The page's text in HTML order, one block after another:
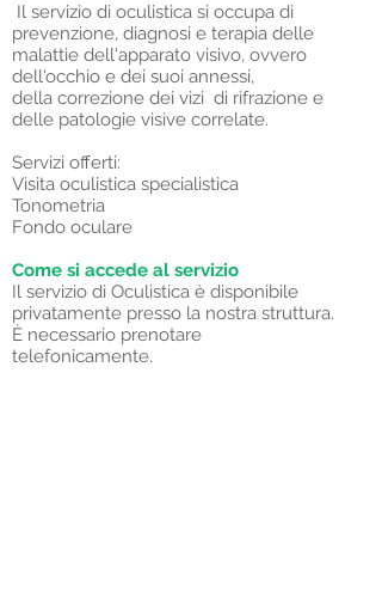
Il servizio di oculistica si occupa di
prevenzione, diagnosi e terapia delle
malattie dell'apparato visivo, ovvero
dell'occhio e dei suoi annessi,
della correzione dei vizi di rifrazione e
delle patologie visive correlate.
Servizi offerti:
Visita oculistica specialistica
Tonometria
Fondo oculare
Come si accede al servizio
Il servizio di Oculistica è disponibile
privatamente presso la nostra struttura.
È necessario prenotare
telefonicamente.